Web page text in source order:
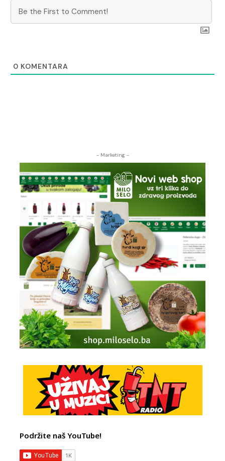
0 KOMENTARA
- Marketing -
Podržite naš YouTube!